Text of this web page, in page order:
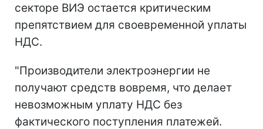
секторе ВИЭ остается критическим
препятствием для своевременной уплаты
НДС.
"Производители электроэнергии не
получают средств вовремя, что делает
невозможным уплату НДС без
фактического поступления платежей.